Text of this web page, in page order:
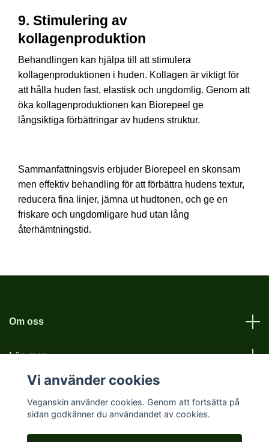
9. Stimulering av
kollagenproduktion
Behandlingen kan hjälpa till att stimulera
kollagenproduktionen i huden. Kollagen är viktigt för
att hålla huden fast, elastisk och ungdomlig. Genom att
öka kollagenproduktionen kan Biorepeel ge
långsiktiga förbättringar av hudens struktur.
Sammanfattningsvis erbjuder Biorepeel en skonsam
men effektiv behandling för att förbättra hudens textur,
reducera fina linjer, jämna ut hudtonen, och ge en
friskare och ungdomligare hud utan lång
återhämtningstid.
Om oss
Läs mer
Vi använder cookies
Veganskin använder cookies. Genom att fortsätta på
sidan godkänner du användandet av cookies.